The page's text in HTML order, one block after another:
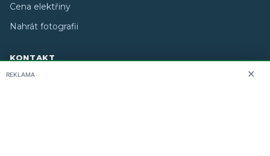
Cena elektřiny
Nahrát fotografii
KONTAKT
O nás
REKLAMA ✕